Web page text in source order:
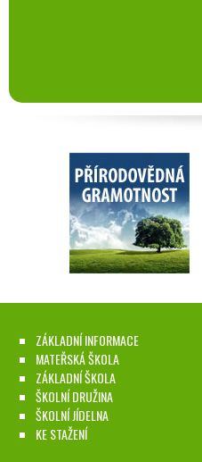
ZÁKLADNÍ INFORMACE
MATEŘSKÁ ŠKOLA
ZÁKLADNÍ ŠKOLA
ŠKOLNÍ DRUŽINA
ŠKOLNÍ JÍDELNA
KE STAŽENÍ